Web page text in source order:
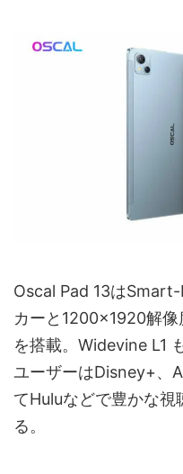
Oscal Pad 13は
カーと1200×1920解像
を搭載。Widevine L1
ユーザーはDisney+、
てHuluなどで豊かな視
る。